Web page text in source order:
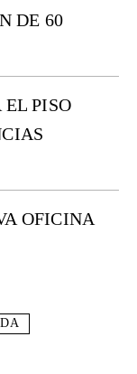
DE 60
PISO
OFICINA